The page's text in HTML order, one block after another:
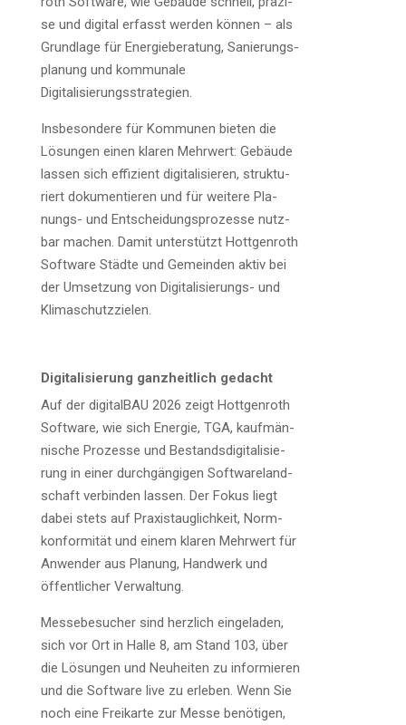
se und digi­tal erfasst wer­den kön­nen – als
Grund­la­ge für Ener­gie­be­ra­tung, Sanie­rungs­
pla­nung und kom­mu­na­le
Digitalisierungsstrategien.
Ins­be­son­de­re für Kom­mu­nen bie­ten die
Lösun­gen einen kla­ren Mehr­wert: Gebäu­de
las­sen sich effi­zi­ent digi­ta­li­sie­ren, struk­tu­
riert doku­men­tie­ren und für wei­te­re Pla­
nungs- und Ent­schei­dungs­pro­zes­se nutz­
bar machen. Damit unter­stützt Hott­gen­roth
Soft­ware Städ­te und Gemein­den aktiv bei
der Umset­zung von Digi­ta­li­sie­rungs- und
Klimaschutzzielen.
Digi­ta­li­sie­rung ganz­heit­lich gedacht
Auf der digi­tal­BAU 2026 zeigt Hott­gen­roth
Soft­ware, wie sich Ener­gie, TGA, kauf­män­
ni­sche Pro­zes­se und Bestands­di­gi­ta­li­sie­
rung in einer durch­gän­gi­gen Soft­ware­land­
schaft ver­bin­den las­sen. Der Fokus liegt
dabei stets auf Pra­xis­taug­lich­keit, Norm­
kon­for­mi­tät und einem kla­ren Mehr­wert für
Anwen­der aus Pla­nung, Hand­werk und
öffent­li­cher Verwaltung.
Mes­se­be­su­cher sind herz­lich ein­ge­la­den,
sich vor Ort in Hal­le 8, am Stand 103, über
die Lösun­gen und Neu­hei­ten zu infor­mie­ren
und die Soft­ware live zu erle­ben. Wenn Sie
noch eine Frei­kar­te zur Mes­se benö­ti­gen,